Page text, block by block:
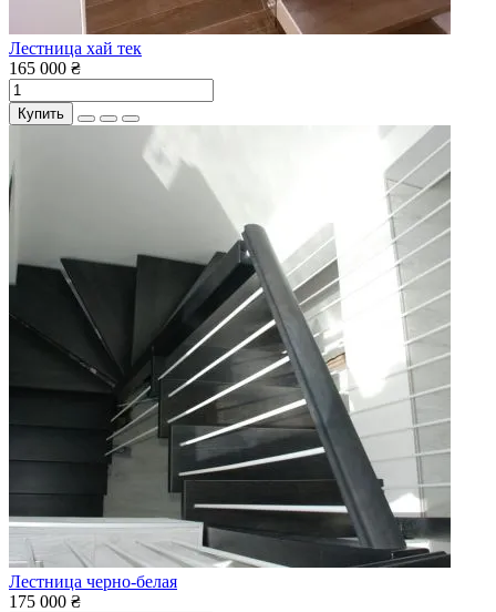
Лестница хай тек
165 000 ₴
Купить
Лестница черно-белая
175 000 ₴